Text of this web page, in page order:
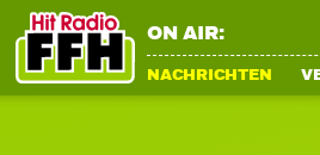
ON AIR:
NACHRICHTEN